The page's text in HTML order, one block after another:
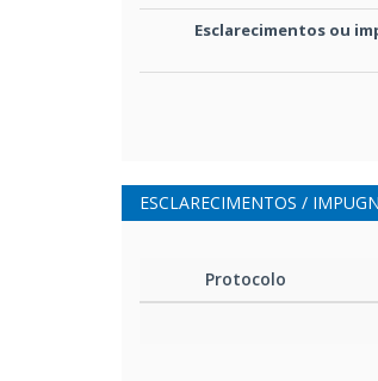
Esclarecimentos ou
ESCLARECIMENTOS /
Protocolo